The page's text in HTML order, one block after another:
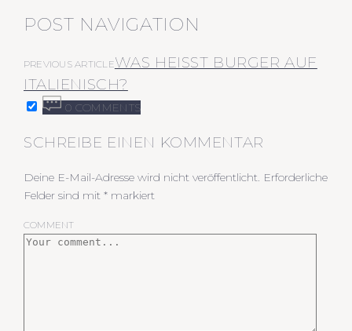
POST NAVIGATION
PREVIOUS ARTICLEWAS HEISST BURGER AUF I
TALIENISCH?
0 COMMENTS
SCHREIBE EINEN KOMMENTAR
Deine E-Mail-Adresse wird nicht veröffentlicht. Erforderliche
Felder sind mit * markiert
COMMENT